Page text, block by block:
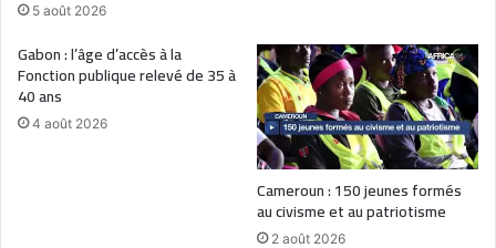
5 août 2026
Gabon : l’âge d’accès à la
Fonction publique relevé de 35 à
40 ans
4 août 2026
Cameroun : 150 jeunes formés
au civisme et au patriotisme
2 août 2026